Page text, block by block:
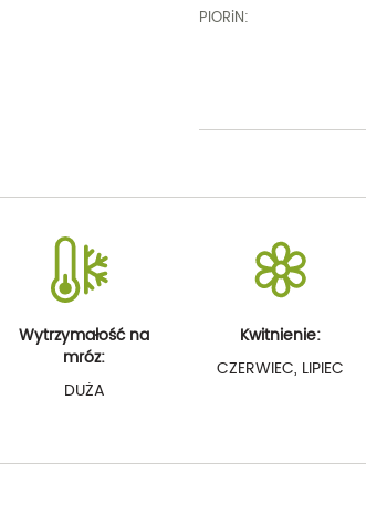
PIORiN:
Wytrzymałość na
mróz:
DUŻA
Kwitnienie:
CZERWIEC, LIPIEC